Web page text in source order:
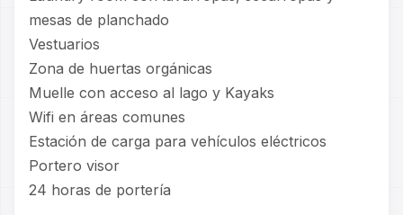
mesas de planchado
Vestuarios
Zona de huertas orgánicas
Muelle con acceso al lago y Kayaks
Wifi en áreas comunes
Estación de carga para vehículos eléctricos
Portero visor
24 horas de portería